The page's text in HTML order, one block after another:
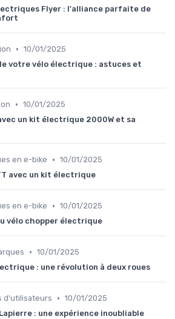
Flyer : l'alliance parfaite de
• 10/01/2025
votre vélo électrique : astuces et
• 10/01/2025
un kit électrique 2000W et sa
en e-bike • 10/01/2025
avec un kit électrique
en e-bike • 10/01/2025
vélo chopper électrique
• 10/01/2025
: une révolution à deux roues
d'utilisateurs • 10/01/2025
: une expérience inoubliable